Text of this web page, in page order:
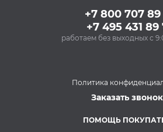
стали BON BN-
(500 мл)
348 Р
Духовой шкаф
HBF011BA1T
+7 800 707
+7 495 431 89
работаем без выходных с
Политика
Заказать звонок
ПОМОЩЬ